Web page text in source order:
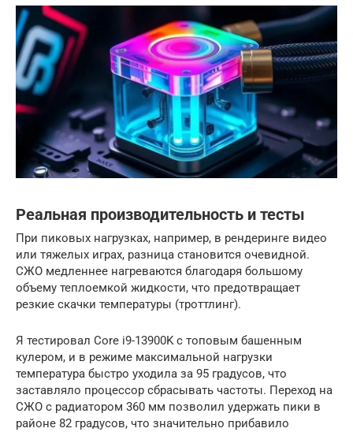
Реальная производительность и тесты
При пиковых нагрузках, например, в рендеринге видео
или тяжелых играх, разница становится очевидной.
СЖО медленнее нагреваются благодаря большому
объему теплоемкой жидкости, что предотвращает
резкие скачки температуры (троттлинг).
Я тестировал Core i9-13900K с топовым башенным
кулером, и в режиме максимальной нагрузки
температура быстро уходила за 95 градусов, что
заставляло процессор сбрасывать частоты. Переход на
СЖО с радиатором 360 мм позволил удержать пики в
районе 82 градусов, что значительно прибавило